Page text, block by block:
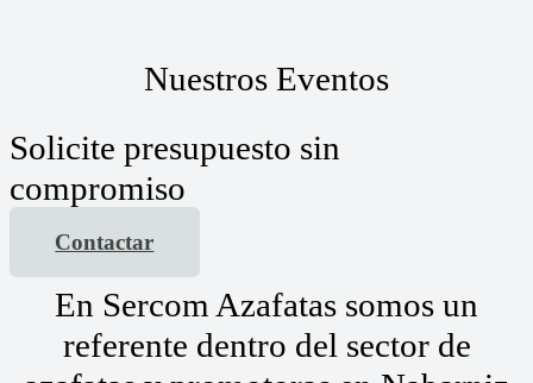
Nuestros Eventos
Solicite presupuesto sin
compromiso
Contactar
En Sercom Azafatas somos un
referente dentro del sector de